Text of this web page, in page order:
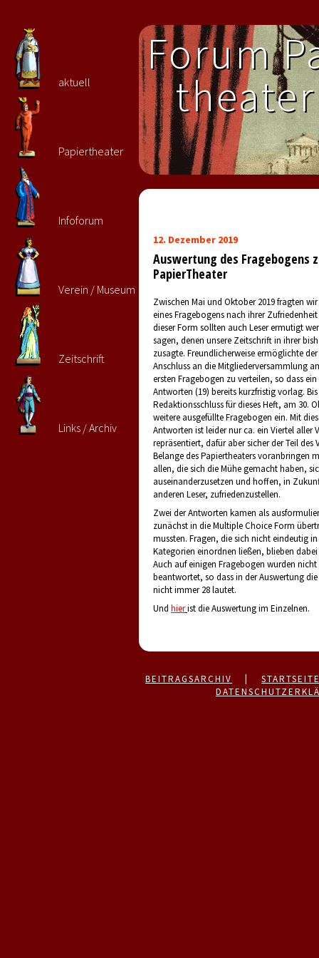
aktuell
Papiertheater
Infoforum
Verein / Museum
Zeitschrift
Links / Archiv
Forum
theater
12. Dezember 2019
Auswertung des Fragebogens
PapierTheater
Zwischen Mai und Oktober 2019 fragten
eines Fragebogens nach ihrer
dieser Form sollten auch Leser ermutigt
sagen, denen unsere Zeitschrift in ihrer
zusagte. Freundlicherweise ermöglichte
Anschluss an die Mitgliederversammlung
ersten Fragebogen zu verteilen, so dass
Antworten (19) bereits kurzfristig vorlag.
Redaktionsschluss für dieses Heft, am 30.
weitere ausgefüllte Fragebogen ein. Mit
Antworten ist leider nur ca. ein Viertel aller
repräsentiert, dafür aber sicher der Teil des
Belange des Papiertheaters voranbringen
allen, die sich die Mühe gemacht haben,
auseinanderzusetzen und hoffen, in
anderen Leser, zufriedenzustellen.
Zwei der Antworten kamen als
zunächst in die Multiple Choice Form
mussten. Fragen, die sich nicht eindeutig
Kategorien einordnen ließen, blieben
Auch auf einigen Fragebogen wurden nicht
beantwortet, so dass in der Auswertung
nicht immer 28 lautet.
Und hierist die Auswertung im Einzelnen.
BEITRAGSARCHIV